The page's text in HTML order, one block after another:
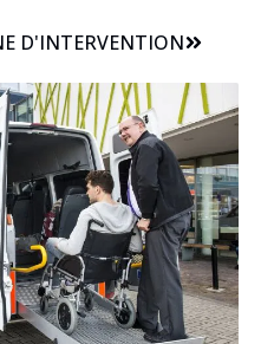
D'INTERVENTION